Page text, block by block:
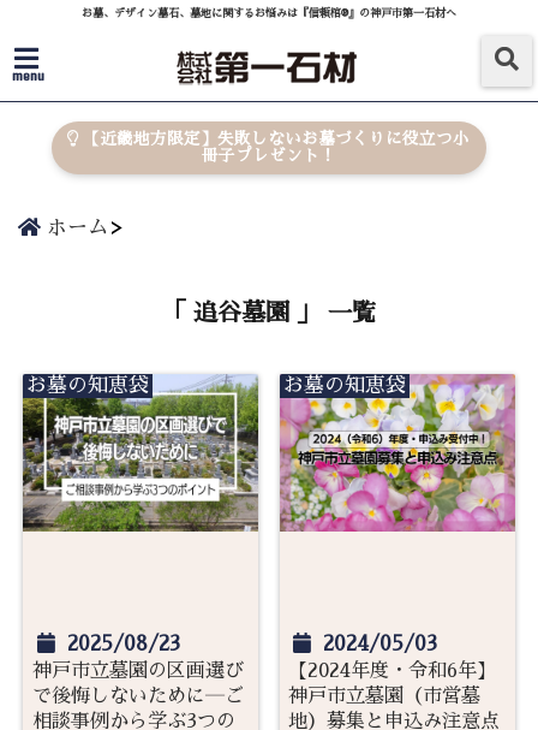
お墓、デザイン墓石、墓地に関するお悩みは『信頼棺®』の神戸市第一石材へ
menu
【近畿地方限定】失敗しないお墓づくりに役立つ小
冊子プレゼント！
ホーム
「 追谷墓園 」 一覧
お墓の知恵袋
2025/08/23
神戸市立墓園の区画選び
で後悔しないために―ご
相談事例から学ぶ3つの
お墓の知恵袋
2024/05/03
【2024年度・令和6年】
神戸市立墓園（市営墓
地）募集と申込み注意点